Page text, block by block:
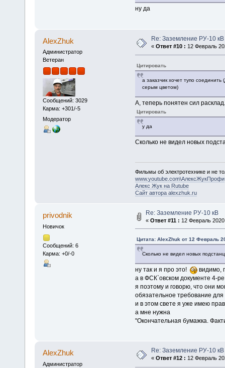
ну да
AlexZhuk
Администратор
Ветеран
Сообщений: 3029
Карма: +301/-5
Модератор
Re: Заземление РУ-10 кВ
« Ответ #10 : 12 Февраль
Цитировать
а заказчик хочет тупо
серым цветом)
А, теперь понятен сил
Цитировать
у да
Сколько не видел новых
Фильмы об электротехнике и не
www.youtube.com\АлексЖукПрофи
Алекс Жук на Rutube
Сайт автора alexzhuk.ru
privodnik
Новичок
Сообщений: 6
Карма: +0/-0
Re: Заземление РУ-10 кВ
« Ответ #11 : 12 Февраль
Цитата: AlexZhuk от 12 Февраль
Сколько не видел новых
ну так и я про это!
видимо,
а в ФСК`овском документе 4-
я поэтому и говорю, что они
обязательное требование для
и в этом свете я уже имею
а мне нужна
"Окончательная бумажка.
AlexZhuk
Администратор
Re: Заземление РУ-10 кВ
« Ответ #12 : 12 Февраль